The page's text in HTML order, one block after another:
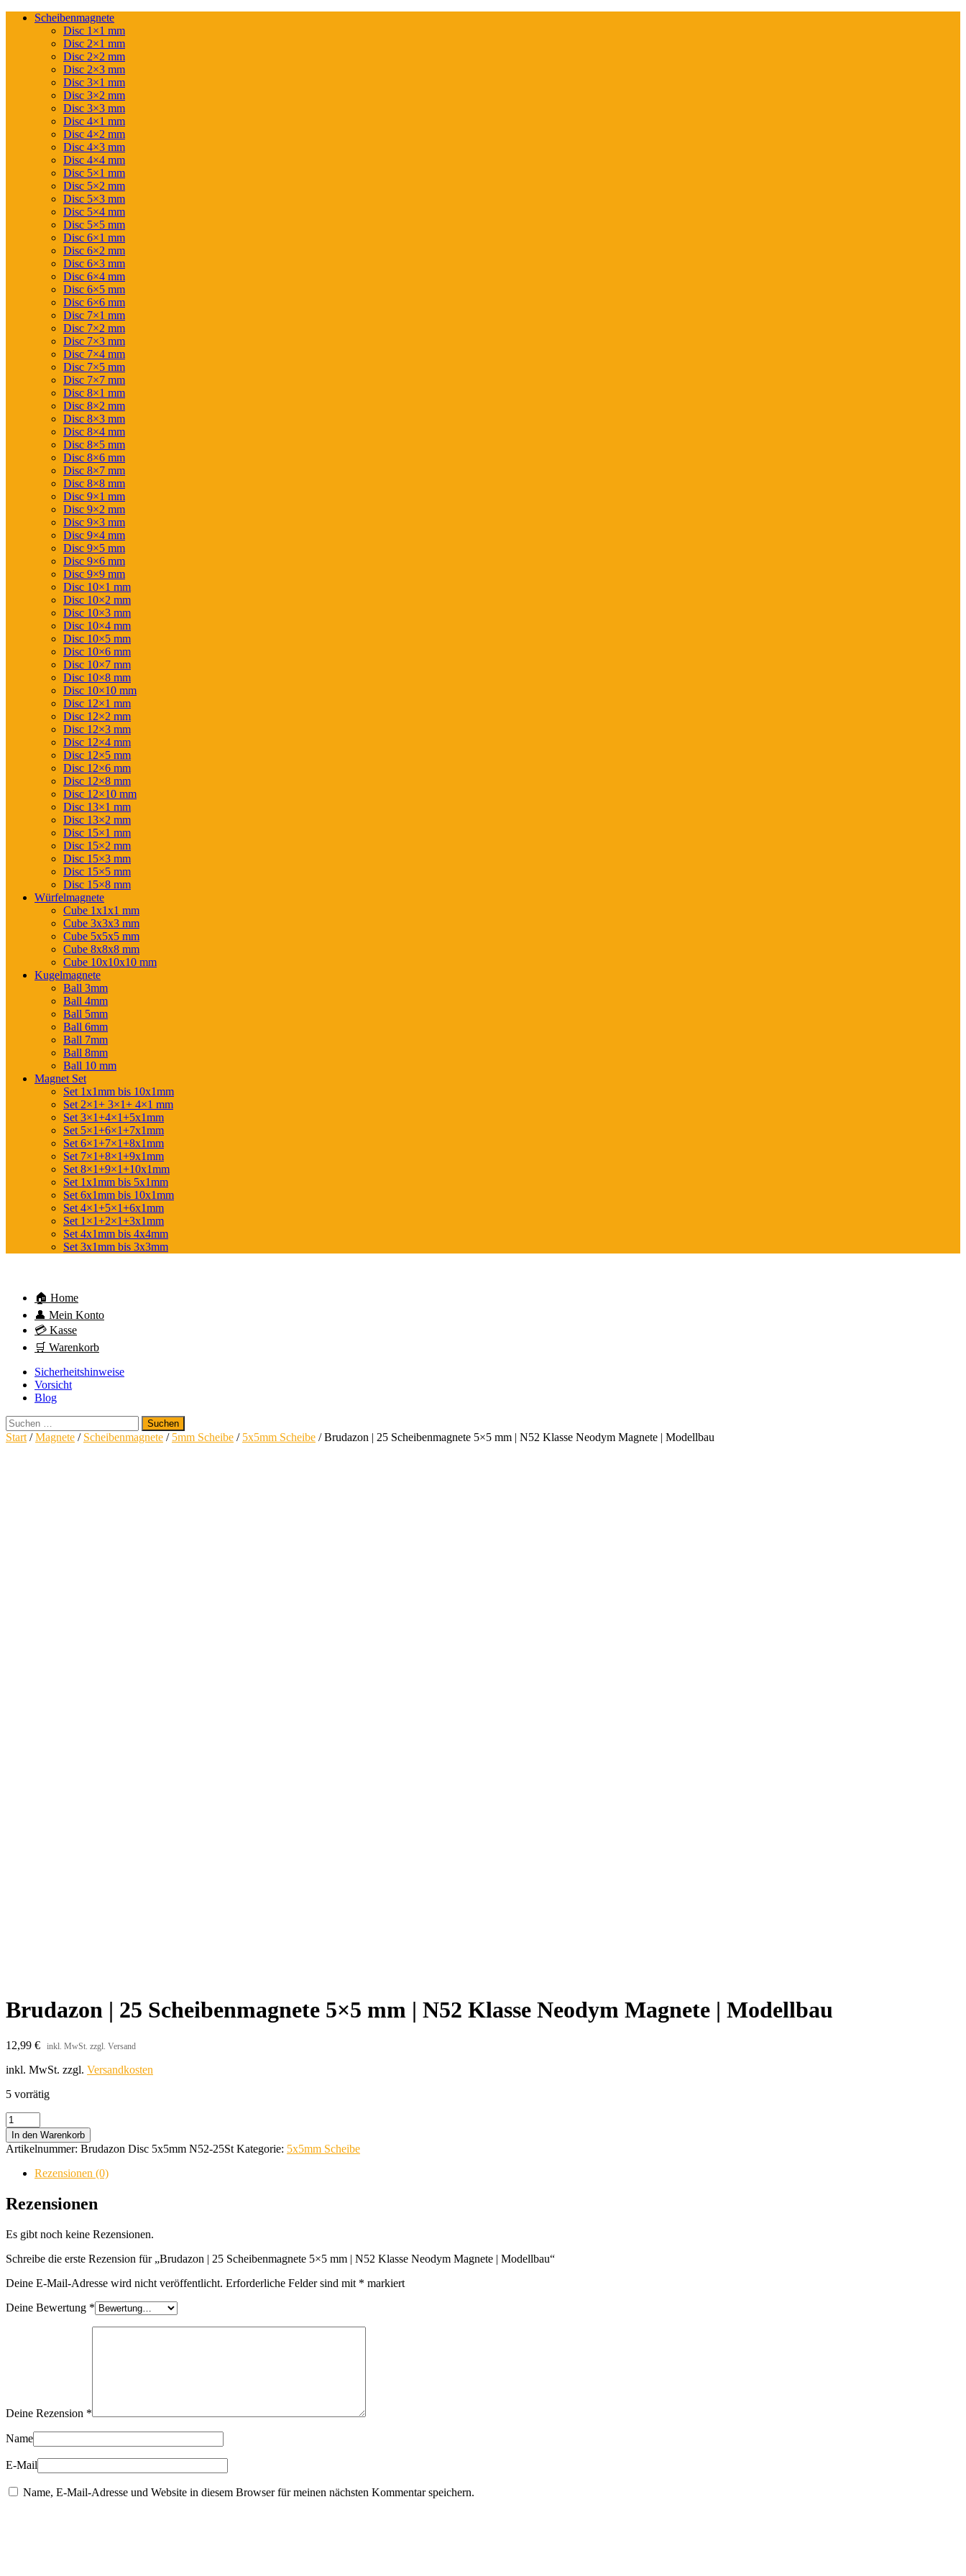
Scheibenmagnete
Disc 1×1 mm
Disc 2×1 mm
Disc 2×2 mm
Disc 2×3 mm
Disc 3×1 mm
Disc 3×2 mm
Disc 3×3 mm
Disc 4×1 mm
Disc 4×2 mm
Disc 4×3 mm
Disc 4×4 mm
Disc 5×1 mm
Disc 5×2 mm
Disc 5×3 mm
Disc 5×4 mm
Disc 5×5 mm
Disc 6×1 mm
Disc 6×2 mm
Disc 6×3 mm
Disc 6×4 mm
Disc 6×5 mm
Disc 6×6 mm
Disc 7×1 mm
Disc 7×2 mm
Disc 7×3 mm
Disc 7×4 mm
Disc 7×5 mm
Disc 7×7 mm
Disc 8×1 mm
Disc 8×2 mm
Disc 8×3 mm
Disc 8×4 mm
Disc 8×5 mm
Disc 8×6 mm
Disc 8×7 mm
Disc 8×8 mm
Disc 9×1 mm
Disc 9×2 mm
Disc 9×3 mm
Disc 9×4 mm
Disc 9×5 mm
Disc 9×6 mm
Disc 9×9 mm
Disc 10×1 mm
Disc 10×2 mm
Disc 10×3 mm
Disc 10×4 mm
Disc 10×5 mm
Disc 10×6 mm
Disc 10×7 mm
Disc 10×8 mm
Disc 10×10 mm
Disc 12×1 mm
Disc 12×2 mm
Disc 12×3 mm
Disc 12×4 mm
Disc 12×5 mm
Disc 12×6 mm
Disc 12×8 mm
Disc 12×10 mm
Disc 13×1 mm
Disc 13×2 mm
Disc 15×1 mm
Disc 15×2 mm
Disc 15×3 mm
Disc 15×5 mm
Disc 15×8 mm
Würfelmagnete
Cube 1x1x1 mm
Cube 3x3x3 mm
Cube 5x5x5 mm
Cube 8x8x8 mm
Cube 10x10x10 mm
Kugelmagnete
Ball 3mm
Ball 4mm
Ball 5mm
Ball 6mm
Ball 7mm
Ball 8mm
Ball 10 mm
Magnet Set
Set 1x1mm bis 10x1mm
Set 2×1+ 3×1+ 4×1 mm
Set 3×1+4×1+5x1mm
Set 5×1+6×1+7x1mm
Set 6×1+7×1+8x1mm
Set 7×1+8×1+9x1mm
Set 8×1+9×1+10x1mm
Set 1x1mm bis 5x1mm
Set 6x1mm bis 10x1mm
Set 4×1+5×1+6x1mm
Set 1×1+2×1+3x1mm
Set 4x1mm bis 4x4mm
Set 3x1mm bis 3x3mm
🏠 Home
👤 Mein Konto
💳 Kasse
🛒 Warenkorb
Sicherheitshinweise
Vorsicht
Blog
Suchen
nach:
Start /Magnete / Scheibenmagnete / 5mm Scheibe / 5x5mm Scheibe / Brudazon | 25 Scheibenmagnete 5×5 mm | N52 Klasse Neodym Magnete | Modellbau
Brudazon | 25 Scheibenmagnete 5×5 mm | N52 Klasse Neodym Magnete | Modellbau
12,99 € inkl. MwSt. zzgl. Versand
inkl. MwSt. zzgl. Versandkosten
5 vorrätig
Brudazon
|
25
Scheibenmagnete
|
N52
Neodym
|
Menge
In den Warenkorb
Artikelnummer: Brudazon Disc 5x5mm N52-25St Kategorie: 5x5mm Scheibe
Rezensionen (0)
Rezensionen
Es gibt noch keine Rezensionen.
Schreibe die erste Rezension für „Brudazon | 25 Scheibenmagnete 5×5 mm | N52 Klasse Neodym Magnete | Modellbau“
Deine E-Mail-Adresse wird nicht veröffentlicht. Erforderliche Felder sind mit * markiert
Deine Bewertung *
Deine Rezension *
Name
E-Mail
Name, E-Mail-Adresse und Website in diesem Browser für meinen nächsten Kommentar speichern.